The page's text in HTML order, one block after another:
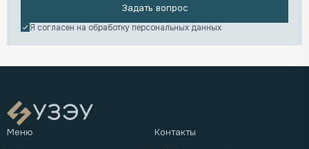
Задать вопрос
Я согласен на обработку персональных данных